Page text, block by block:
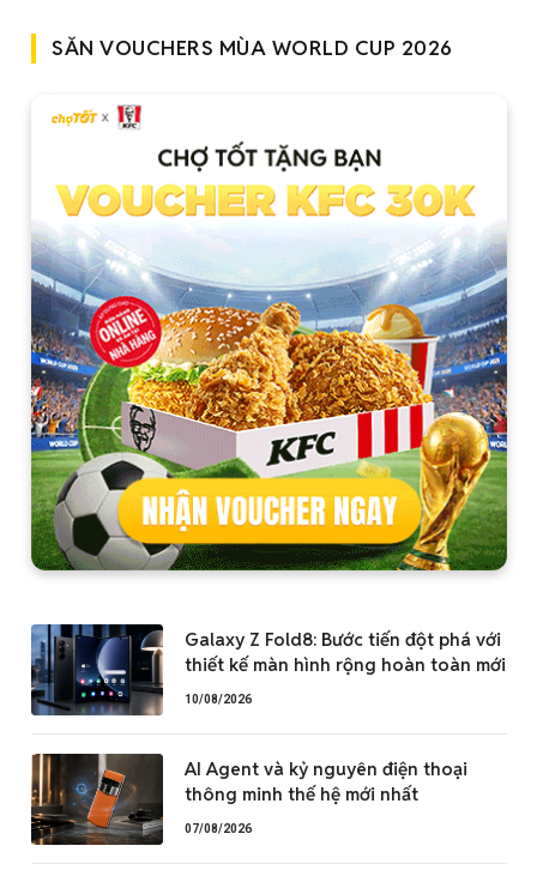
SĂN VOUCHERS MÙA WORLD CUP 2026
Galaxy Z Fold8: Bước tiến đột phá với
thiết kế màn hình rộng hoàn toàn mới
10/08/2026
AI Agent và kỷ nguyên điện thoại
thông minh thế hệ mới nhất
07/08/2026